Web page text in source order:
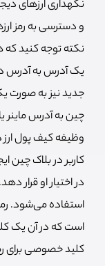
نگهداری ارزهای
و دسترسی به رمز
نکته توجه کنید که
یک آدرس به آدرس
جدید نیز به صورت
چین به آدرس ماینر
وظیفه کیف پول
کاربر در بلاک چین
در اختیار او قرار
استفاده می‌شود.
است که در آن یک
کلید خصوصی برای